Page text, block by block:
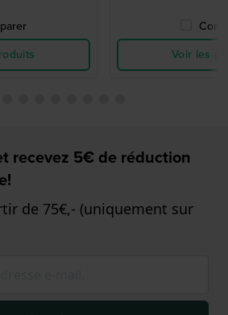
Voir les
recevez 5€ de réduction
de 75€,- (uniquement sur